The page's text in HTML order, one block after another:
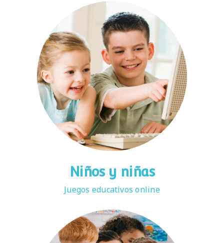
Niños y niñas
Juegos educativos online